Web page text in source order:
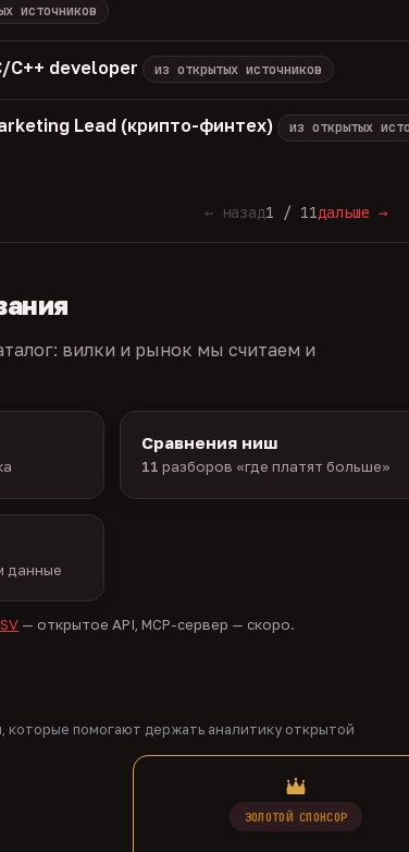
источников
C++ developer из открытых источников
Lead (крипто-финтех) из открытых
← назад1 / 11дальше →
вилки и рынок мы считаем и
Сравнения ниш
11 разборов «где платят больше»
данные
— открытое API, MCP-сервер — скоро.
которые помогают держать аналитику открытой
ЗОЛОТОЙ СПОНСОР